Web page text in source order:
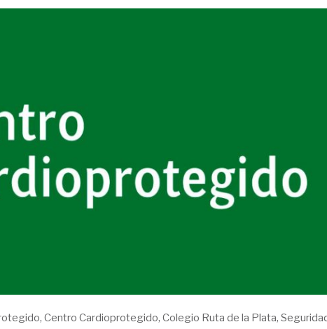
, Centro Cardioprotegido, Colegio Ruta de la Plata,